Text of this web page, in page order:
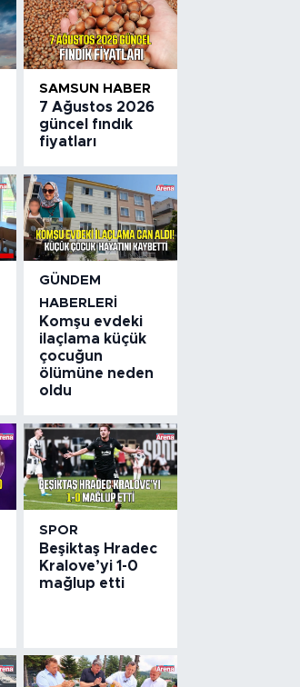
SAMSUN HABER
7 Ağustos 2026
güncel fındık
fiyatları
GÜNDEM
HABERLERI
Komşu evdeki
ilaçlama küçük
çocuğun
ölümüne neden
oldu
SPOR
Beşiktaş Hradec
Kralove’yi 1-0
mağlup etti